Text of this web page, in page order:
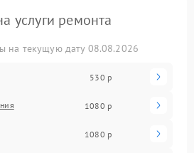
услуги ремонта
на текущую дату 08.08.2026
530 р
1080 р
1080 р